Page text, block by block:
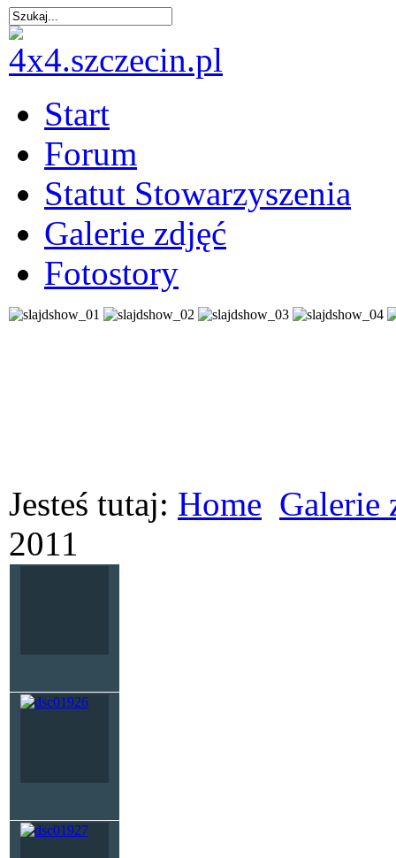
Start
Forum
Statut Stowarzyszenia
Galerie zdjęć
Fotostory
Jesteś tutaj: Home Galerie
2011